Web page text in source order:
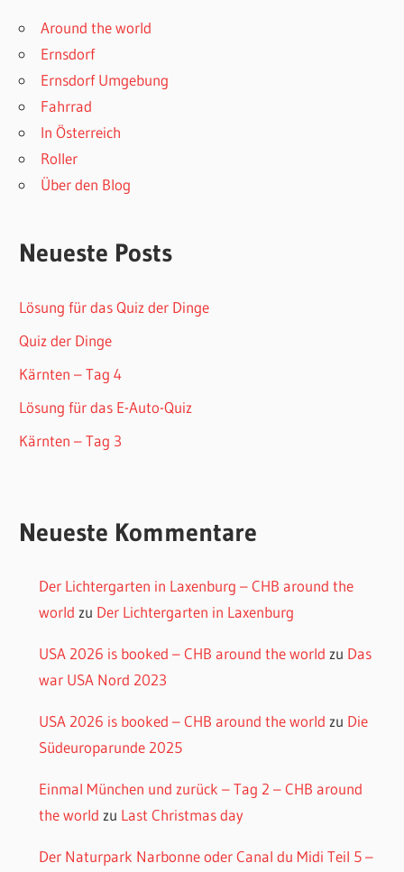
Around the world
Ernsdorf
Ernsdorf Umgebung
Fahrrad
In Österreich
Roller
Über den Blog
Neueste Posts
Lösung für das Quiz der Dinge
Quiz der Dinge
Kärnten – Tag 4
Lösung für das E-Auto-Quiz
Kärnten – Tag 3
Neueste Kommentare
Der Lichtergarten in Laxenburg – CHB around the
world zu Der Lichtergarten in Laxenburg
USA 2026 is booked – CHB around the world zu Das
war USA Nord 2023
USA 2026 is booked – CHB around the world zu Die
Südeuroparunde 2025
Einmal München und zurück – Tag 2 – CHB around
the world zu Last Christmas day
Der Naturpark Narbonne oder Canal du Midi Teil 5 –